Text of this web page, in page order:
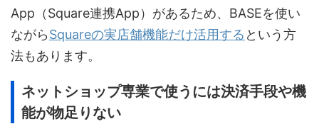
App（Square連携App）があるため、BASEを使い
ながらSquareの実店舗機能だけ活用する という方
法もあります。
ネットショップ専業で使うには決済手段や機
能が物足りない